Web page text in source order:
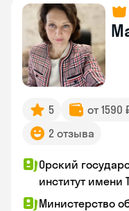
5 от 1590
2 отзыва
Орский
институт имени
Министерство